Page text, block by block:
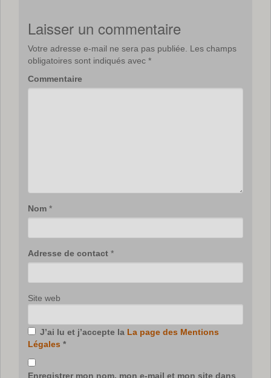
Laisser un commentaire
Votre adresse e-mail ne sera pas publiée. Les champs
obligatoires sont indiqués avec *
Commentaire
Nom *
Adresse de contact *
Site web
J’ai lu et j’accepte la La page des Mentions
Légales *
Enregistrer mon nom, mon e-mail et mon site dans